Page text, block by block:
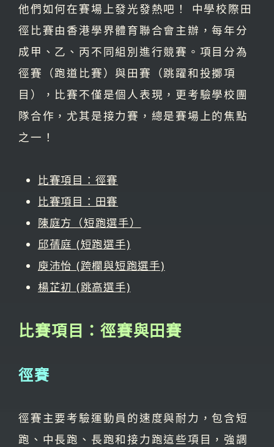
他們如何在賽場上發光發熱吧！ 中學校際田
徑比賽由香港學界體育聯合會主辦，每年分
成甲、乙、丙不同組別進行競賽。項目分為
徑賽（跑道比賽）與田賽（跳躍和投擲項
目），比賽不僅是個人表現，更考驗學校團
隊合作，尤其是接力賽，總是賽場上的焦點
之一！
比賽項目：徑賽
比賽項目：田賽
陳庭方（短跑選手）
邱蒨庭 (短跑選手)
庾沛怡 (跨欄與短跑選手)
楊芷初 (跳高選手)
比賽項目：徑賽與田賽
徑賽
徑賽主要考驗運動員的速度與耐力，包含短
跑、中長跑、長跑和接力跑這些項目，強調